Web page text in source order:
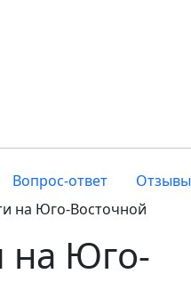
Вопрос-ответ Отзывы
на Юго-Восточной
на Юго-